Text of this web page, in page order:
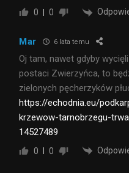
0 0
Mar 6 lata temu
Oj tam, nawet gdyby
postaci Zwierzyńca, to
zielonych pęcherzyków
https://echodnia.eu/
krzewow-tarnobrzegu-
14527489
0 0